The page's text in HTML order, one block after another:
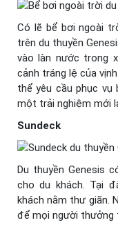
Có lẽ bể bơi ngoài
trên du thuyền
vào làn nước trong
cảnh tráng lệ của
thể yêu cầu phục vụ
một trải nghiệm mới
Sundeck
Du thuyền Genesis
cho du khách. Tại
khách nằm thư giãn.
để mọi người thưởng